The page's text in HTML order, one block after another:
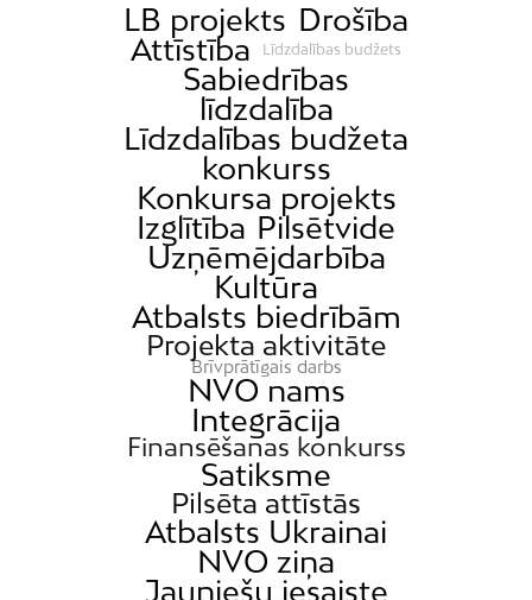
LB projekts Drošība
Attīstība
Līdzdalības budžets
Sabiedrības
līdzdalība
Līdzdalības budžeta
konkurss
Konkursa projekts
Izglītība Pilsētvide
Uzņēmējdarbība
Kultūra
Atbalsts biedrībām
Projekta aktivitāte
Brīvprātīgais darbs
NVO nams
Integrācija
Finansēšanas konkurss
Satiksme
Pilsēta attīstās
Atbalsts Ukrainai
NVO ziņa
Jauniešu iesaiste